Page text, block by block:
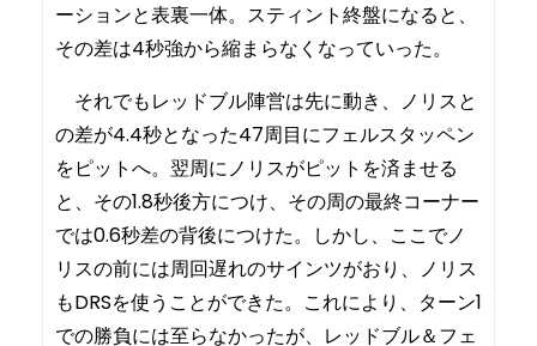
ーションと表裏一体。スティント終盤になると、
その差は4秒強から縮まらなくなっていった。
それでもレッドブル陣営は先に動き、ノリスと
の差が4.4秒となった47周目にフェルスタッペン
をピットへ。翌周にノリスがピットを済ませる
と、その1.8秒後方につけ、その周の最終コーナー
では0.6秒差の背後につけた。しかし、ここでノ
リスの前には周回遅れのサインツがおり、ノリス
もDRSを使うことができた。これにより、ターン1
での勝負には至らなかったが、レッドブル＆フェ